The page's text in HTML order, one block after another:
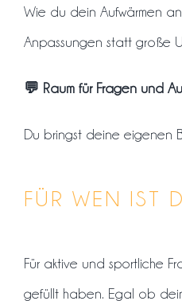
Wie du dein Aufwärmen
Anpassungen statt große
💬 Raum für Fragen und
Du bringst deine eigenen
FÜR WEN IST
Für aktive und sportliche
gefüllt haben. Egal ob